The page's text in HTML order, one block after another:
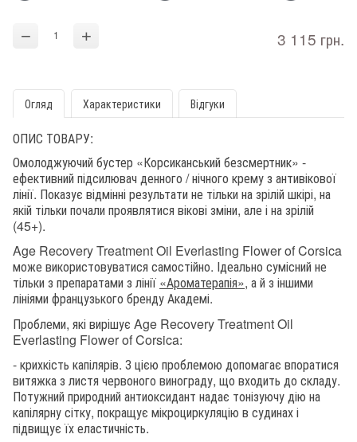
− + 3 115 грн.
Огляд Характеристики Відгуки
ОПИС ТОВАРУ:
Омолоджуючий бустер «Корсиканський безсмертник» -
ефективний підсилювач денного / нічного крему з антивікової
лінії. Показує відмінні результати не тільки на зрілій шкірі, на
якій тільки почали проявлятися вікові зміни, але і на зрілій
(45+).
Age Recovery Treatment Oil Everlasting Flower of Corsica
може використовуватися самостійно. Ідеально сумісний не
тільки з препаратами з лінії «Ароматерапія», а й з іншими
лініями французького бренду Академі.
Проблеми, які вирішує Age Recovery Treatment Oil
Everlasting Flower of Corsica:
- крихкість капілярів. З цією проблемою допомагає впоратися
витяжка з листя червоного винограду, що входить до складу.
Потужний природний антиоксидант надає тонізуючу дію на
капілярну сітку, покращує мікроциркуляцію в судинах і
підвищує їх еластичність.